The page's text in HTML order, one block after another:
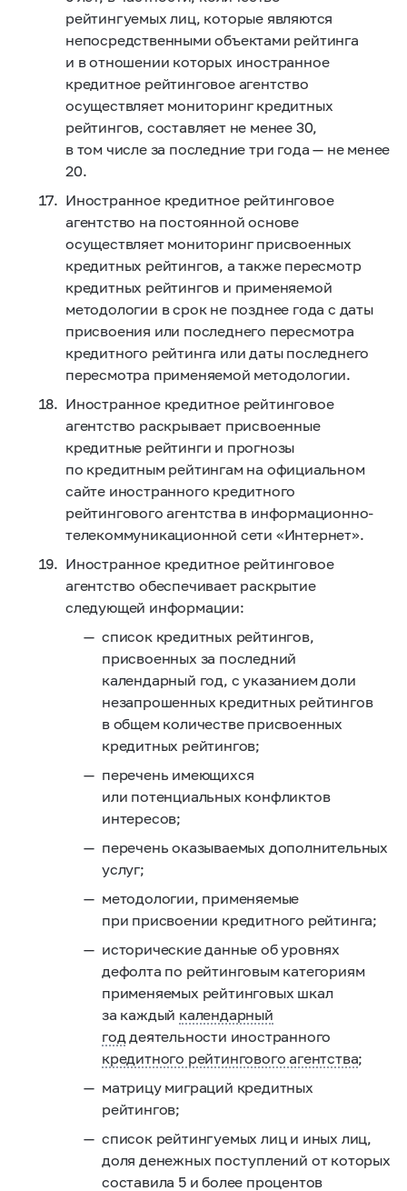
рейтингуемых лиц, которые являются
непосредственными объектами рейтинга
и в отношении которых иностранное
кредитное рейтинговое агентство
осуществляет мониторинг кредитных
рейтингов, составляет не менее 30,
в том числе за последние три года — не менее
20.
Иностранное кредитное рейтинговое
агентство на постоянной основе
осуществляет мониторинг присвоенных
кредитных рейтингов, а также пересмотр
кредитных рейтингов и применяемой
методологии в срок не позднее года с даты
присвоения или последнего пересмотра
кредитного рейтинга или даты последнего
пересмотра применяемой методологии.
Иностранное кредитное рейтинговое
агентство раскрывает присвоенные
кредитные рейтинги и прогнозы
по кредитным рейтингам на официальном
сайте иностранного кредитного
рейтингового агентства в информационно-
телекоммуникационной сети «Интернет».
Иностранное кредитное рейтинговое
агентство обеспечивает раскрытие
следующей информации:
список кредитных рейтингов,
присвоенных за последний
календарный год, с указанием доли
незапрошенных кредитных рейтингов
в общем количестве присвоенных
кредитных рейтингов;
перечень имеющихся
или потенциальных конфликтов
интересов;
перечень оказываемых дополнительных
услуг;
методологии, применяемые
при присвоении кредитного рейтинга;
исторические данные об уровнях
дефолта по рейтинговым категориям
применяемых рейтинговых шкал
за каждый календарный
год деятельности иностранного
кредитного рейтингового агентства;
матрицу миграций кредитных
рейтингов;
список рейтингуемых лиц и иных лиц,
доля денежных поступлений от которых
составила 5 и более процентов